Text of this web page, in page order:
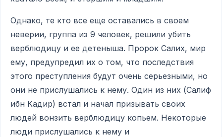
Однако, те кто все еще оставались в своем
неверии, группа из 9 человек, решили убить
верблюдицу и ее детеныша. Пророк Салих, мир
ему, предупредил их о том, что последствия
этого преступления будут очень серьезными, но
они не прислушались к нему. Один из них (Салиф
ибн Кадир) встал и начал призывать своих
людей вонзить верблюдицу копьем. Некоторые
люди прислушались к нему и